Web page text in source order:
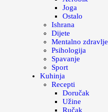
Joga
Ostalo
Ishrana
Dijete
Mentalno zdravlje
Psihologija
Spavanje
Sport
Kuhinja
Recepti
Doručak
Užine
Ručak